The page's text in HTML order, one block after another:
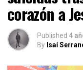
corazón a
Published 4
By Isaí